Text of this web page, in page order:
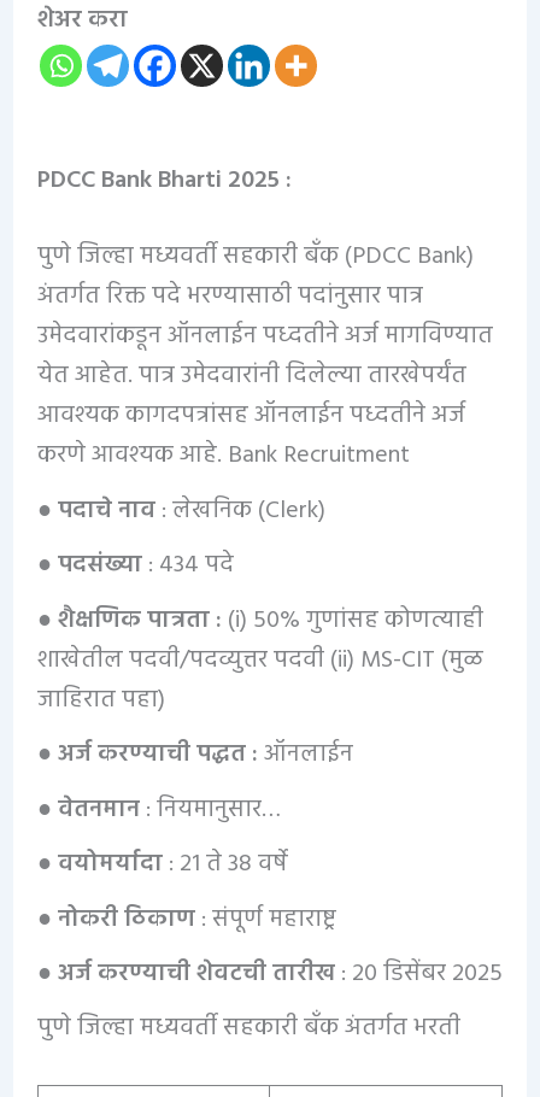
शेअर करा
PDCC Bank Bharti 2025 :
पुणे जिल्हा मध्यवर्ती सहकारी बँक (PDCC Bank)
अंतर्गत रिक्त पदे भरण्यासाठी पदांनुसार पात्र
उमेदवारांकडून ऑनलाईन पध्दतीने अर्ज मागविण्यात
येत आहेत. पात्र उमेदवारांनी दिलेल्या तारखेपर्यंत
आवश्यक कागदपत्रांसह ऑनलाईन पध्दतीने अर्ज
करणे आवश्यक आहे. Bank Recruitment
● पदाचे नाव: लेखनिक (Clerk)
● पदसंख्या: 434 पदे
● शैक्षणिक पात्रता : (i) 50% गुणांसह कोणत्याही
शाखेतील पदवी/पदव्युत्तर पदवी (ii) MS-CIT (मुळ
जाहिरात पहा)
● अर्ज करण्याची पद्धत :ऑनलाईन
● वेतनमान: नियमानुसार…
●वयोमर्यादा: 21 ते 38 वर्षे
● नोकरी ठिकाण: संपूर्ण महाराष्ट्र
● अर्ज करण्याची शेवटची तारीख: 20 डिसेंबर 2025
पुणे जिल्हा मध्यवर्ती सहकारी बँक अंतर्गत भरती